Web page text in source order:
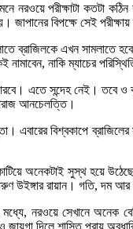
নরওয়ে পরীক্ষাটা কতটা
বিপক্ষে সেই পরীক্ষায়
ব্রাজিলকে এখন সামলাতে
নাকি ম্যাচের
এতে সন্দেহ নেই।
আনচেলত্তি।
এবারের বিশ্বকাপে
অনেকটাই সুস্থ হয়ে
তরুণ উইঙ্গার রায়ান। গতি, দম
মধ্যে, নরওয়ে সেখানে অনেক
দিলে শাস্তি প্রায়